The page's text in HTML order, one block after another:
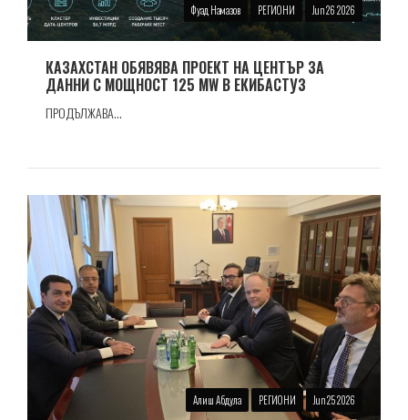
Фуад Намазов РЕГИОНИ Jun 26 2026
КАЗАХСТАН ОБЯВЯВА ПРОЕКТ НА ЦЕНТЪР ЗА
ДАННИ С МОЩНОСТ 125 MW В ЕКИБАСТУЗ
ПРОДЪЛЖАВА...
Алиш Абдула РЕГИОНИ Jun 25 2026